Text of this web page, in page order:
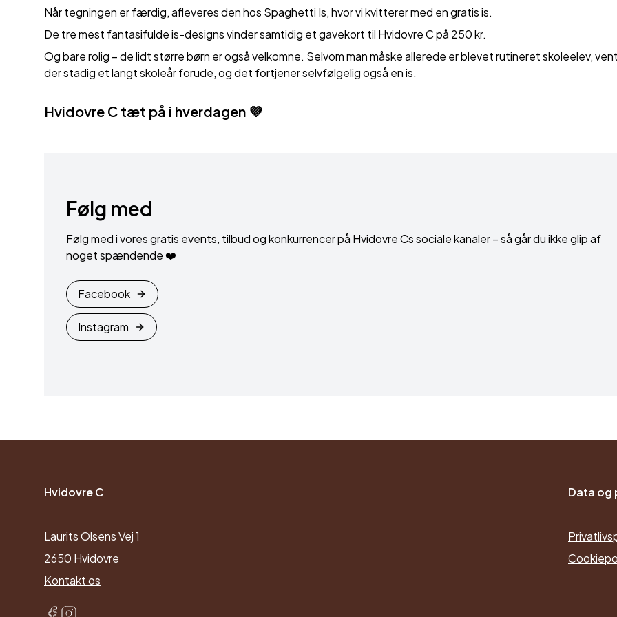
Når tegningen er færdig, afleveres den hos Spaghetti Is, hvor vi kvitterer med en gratis is.
De tre mest fantasifulde is-designs vinder samtidig et gavekort til Hvidovre C på 250 kr.
Og bare rolig – de lidt større børn er også velkomne. Selvom man måske allerede er blevet rutineret skoleelev,
der stadig et langt skoleår forude, og det fortjener selvfølgelig også en is.
Hvidovre C tæt på i hverdagen 💜
Følg med
Følg med i vores gratis events, tilbud og konkurrencer på Hvidovre Cs sociale kanaler – så går du ikke glip af
noget spændende ❤️
Facebook
Instagram
Hvidovre C
Laurits Olsens Vej 1
2650 Hvidovre
Kontakt os
Data og